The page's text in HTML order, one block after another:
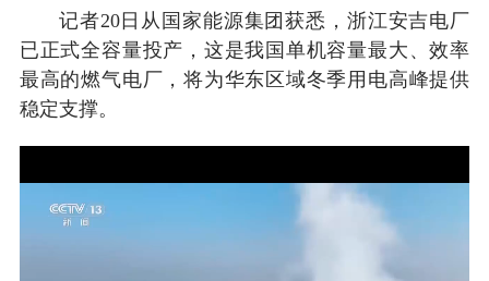
记者20日从国家能源集团获悉，浙江安吉电厂
已正式全容量投产，这是我国单机容量最大、效率
最高的燃气电厂，将为华东区域冬季用电高峰提供
稳定支撑。